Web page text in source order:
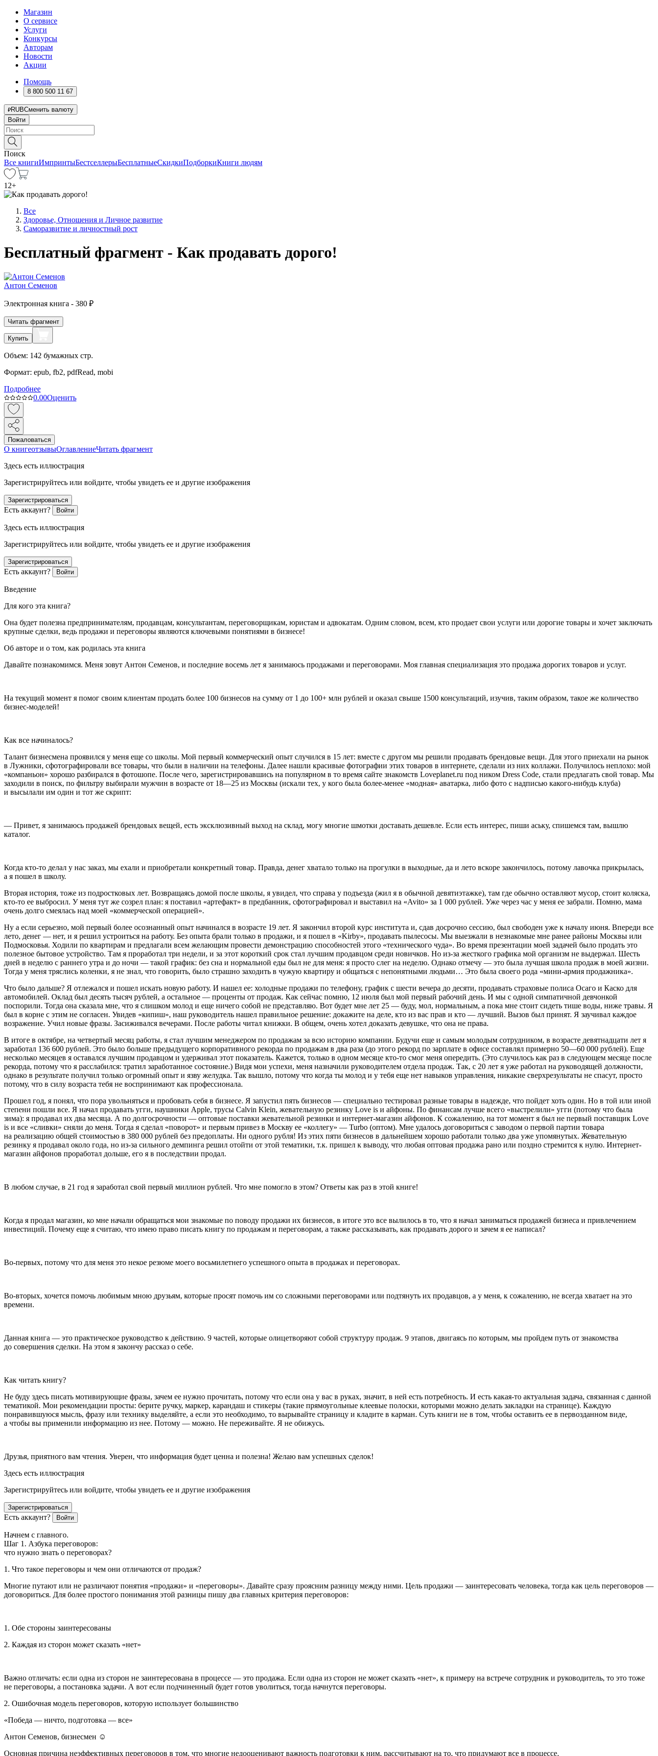
Магазин
О сервисе
Услуги
Конкурсы
Авторам
Новости
Акции
Помощь
8 800 500 11 67
RUBСменить валюту
Войти
Поиск
Все книгиИмпринтыБестселлерыБесплатныеСкидкиПодборкиКниги людям
12+
Все
Здоровье, Отношения и Личное развитие
Саморазвитие и личностный рост
Бесплатный фрагмент - Как продавать дорого!
Антон Семенов
Электронная книга - 380 ₽
Читать фрагмент
Купить
Объем: 142 бумажных стр.
Формат: epub, fb2, pdfRead, mobi
Подробнее
0.00Оценить
Пожаловаться
О книгеотзывыОглавлениеЧитать фрагмент
Здесь есть иллюстрация
Зарегистрируйтесь или войдите, чтобы увидеть ее и другие изображения
Зарегистрироваться
Есть аккаунт? Войти
Здесь есть иллюстрация
Зарегистрируйтесь или войдите, чтобы увидеть ее и другие изображения
Зарегистрироваться
Есть аккаунт? Войти
Введение
Для кого эта книга?
Она будет полезна предпринимателям, продавцам, консультантам, переговорщикам, юристам и адвокатам. Одним словом, всем, кто продает свои услуги или дорогие товары и хочет заключать
крупные сделки, ведь продажи и переговоры являются ключевыми понятиями в бизнесе!
Об авторе и о том, как родилась эта книга
Давайте познакомимся. Меня зовут Антон Семенов, и последние восемь лет я занимаюсь продажами и переговорами. Моя главная специализация это продажа дорогих товаров и услуг.
На текущий момент я помог своим клиентам продать более 100 бизнесов на сумму от 1 до 100+ млн рублей и оказал свыше 1500 консультаций, изучив, таким образом, такое же количество
бизнес-моделей!
Как все начиналось?
Талант бизнесмена проявился у меня еще со школы. Мой первый коммерческий опыт случился в 15 лет: вместе с другом мы решили продавать брендовые вещи. Для этого приехали на рынок
в Лужники, сфотографировали все товары, что были в наличии на телефоны. Далее нашли красивые фотографии этих товаров в интернете, сделали из них коллажи. Получилось неплохо: мой
«компаньон» хорошо разбирался в фотошопе. После чего, зарегистрировавшись на популярном в то время сайте знакомств Loveplanet.ru под ником Dress Code, стали предлагать свой товар. Мы
заходили в поиск, по фильтру выбирали мужчин в возрасте от 18—25 из Москвы (искали тех, у кого была более-менее «модная» аватарка, либо фото с надписью какого-нибудь клуба)
и высылали им один и тот же скрипт:
— Привет, я занимаюсь продажей брендовых вещей, есть эксклюзивный выход на склад, могу многие шмотки доставать дешевле. Если есть интерес, пиши аську, спишемся там, вышлю
каталог.
Когда кто-то делал у нас заказ, мы ехали и приобретали конкретный товар. Правда, денег хватало только на прогулки в выходные, да и лето вскоре закончилось, потому лавочка прикрылась,
а я пошел в школу.
Вторая история, тоже из подростковых лет. Возвращаясь домой после школы, я увидел, что справа у подъезда (жил я в обычной девятиэтажке), там где обычно оставляют мусор, стоит коляска,
кто-то ее выбросил. У меня тут же созрел план: я поставил «артефакт» в предбанник, сфотографировал и выставил на «Avito» за 1 000 рублей. Уже через час у меня ее забрали. Помню, мама
очень долго смеялась над моей «коммерческой операцией».
Ну а если серьезно, мой первый более осознанный опыт начинался в возрасте 19 лет. Я закончил второй курс института и, сдав досрочно сессию, был свободен уже к началу июня. Впереди все
лето, денег — нет, и я решил устроиться на работу. Без опыта брали только в продажи, и я пошел в «Kirby», продавать пылесосы. Мы выезжали в незнакомые мне ранее районы Москвы или
Подмосковья. Ходили по квартирам и предлагали всем желающим провести демонстрацию способностей этого «технического чуда». Во время презентации моей задачей было продать это
полезное бытовое устройство. Там я проработал три недели, и за этот короткий срок стал лучшим продавцом среди новичков. Но из-за жесткого графика мой организм не выдержал. Шесть
дней в неделю с раннего утра и до ночи — такой график: без сна и нормальной еды был не для меня: я просто слег на неделю. Однако отмечу — это была лучшая школа продаж в моей жизни.
Тогда у меня тряслись коленки, я не знал, что говорить, было страшно заходить в чужую квартиру и общаться с непонятными людьми… Это была своего рода «мини-армия продажника».
Что было дальше? Я отлежался и пошел искать новую работу. И нашел ее: холодные продажи по телефону, график с шести вечера до десяти, продавать страховые полиса Осаго и Каско для
автомобилей. Оклад был десять тысяч рублей, а остальное — проценты от продаж. Как сейчас помню, 12 июля был мой первый рабочий день. И мы с одной симпатичной девчонкой
поспорили. Тогда она сказала мне, что я слишком молод и еще ничего собой не представляю. Вот будет мне лет 25 — буду, мол, нормальным, а пока мне стоит сидеть тише воды, ниже травы. Я
был в корне с этим не согласен. Увидев «кипиш», наш руководитель нашел правильное решение: докажите на деле, кто из вас прав и кто — лучший. Вызов был принят. Я заучивал каждое
возражение. Учил новые фразы. Засиживался вечерами. После работы читал книжки. В общем, очень хотел доказать девушке, что она не права.
В итоге в октябре, на четвертый месяц работы, я стал лучшим менеджером по продажам за всю историю компании. Будучи еще и самым молодым сотрудником, в возрасте девятнадцати лет я
заработал 136 600 рублей. Это было больше предыдущего корпоративного рекорда по продажам в два раза (до этого рекорд по зарплате в офисе составлял примерно 50—60 000 рублей). Еще
несколько месяцев я оставался лучшим продавцом и удерживал этот показатель. Кажется, только в одном месяце кто-то смог меня опередить. (Это случилось как раз в следующем месяце после
рекорда, потому что я расслабился: тратил заработанное состояние.) Видя мои успехи, меня назначили руководителем отдела продаж. Так, с 20 лет я уже работал на руководящей должности,
однако в результате получил только огромный опыт и язву желудка. Так вышло, потому что когда ты молод и у тебя еще нет навыков управления, никакие сверхрезультаты не спасут, просто
потому, что в силу возраста тебя не воспринимают как профессионала.
Прошел год, я понял, что пора увольняться и пробовать себя в бизнесе. Я запустил пять бизнесов — специально тестировал разные товары в надежде, что пойдет хоть один. Но в той или иной
степени пошли все. Я начал продавать угги, наушники Apple, трусы Calvin Klein, жевательную резинку Love is и айфоны. По финансам лучше всего «выстрелили» угги (потому что была
зима): я продавал их два месяца. А по долгосрочности — оптовые поставки жевательной резинки и интернет-магазин айфонов. К сожалению, на тот момент я был не первый поставщик Love
is и все «сливки» сняли до меня. Тогда я сделал «поворот» и первым привез в Москву ее «коллегу» — Turbo (оптом). Мне удалось договориться с заводом о первой партии товара
на реализацию общей стоимостью в 380 000 рублей без предоплаты. Ни одного рубля! Из этих пяти бизнесов в дальнейшем хорошо работали только два уже упомянутых. Жевательную
резинку я продавал около года, но из-за сильного демпинга решил отойти от этой тематики, т.к. пришел к выводу, что любая оптовая продажа рано или поздно стремится к нулю. Интернет-
магазин айфонов проработал дольше, его я в последствии продал.
В любом случае, в 21 год я заработал свой первый миллион рублей. Что мне помогло в этом? Ответы как раз в этой книге!
Когда я продал магазин, ко мне начали обращаться мои знакомые по поводу продажи их бизнесов, в итоге это все вылилось в то, что я начал заниматься продажей бизнеса и привлечением
инвестиций. Почему еще я считаю, что имею право писать книгу по продажам и переговорам, а также рассказывать, как продавать дорого и зачем я ее написал?
Во-первых, потому что для меня это некое резюме моего восьмилетнего успешного опыта в продажах и переговорах.
Во-вторых, хочется помочь любимым мною друзьям, которые просят помочь им со сложными переговорами или подтянуть их продавцов, а у меня, к сожалению, не всегда хватает на это
времени.
Данная книга — это практическое руководство к действию. 9 частей, которые олицетворяют собой структуру продаж. 9 этапов, двигаясь по которым, мы пройдем путь от знакомства
до совершения сделки. На этом я закончу рассказ о себе.
Как читать книгу?
Не буду здесь писать мотивирующие фразы, зачем ее нужно прочитать, потому что если она у вас в руках, значит, в ней есть потребность. И есть какая-то актуальная задача, связанная с данной
тематикой. Мои рекомендации просты: берите ручку, маркер, карандаш и стикеры (такие прямоугольные клеевые полоски, которыми можно делать закладки на странице). Каждую
понравившуюся мысль, фразу или технику выделяйте, а если это необходимо, то вырывайте страницу и кладите в карман. Суть книги не в том, чтобы оставить ее в первозданном виде,
а чтобы вы применили информацию из нее. Потому — можно. Не переживайте. Я не обижусь.
Друзья, приятного вам чтения. Уверен, что информация будет ценна и полезна! Желаю вам успешных сделок!
Здесь есть иллюстрация
Зарегистрируйтесь или войдите, чтобы увидеть ее и другие изображения
Зарегистрироваться
Есть аккаунт? Войти
Начнем с главного.
Шаг 1. Азбука переговоров:
что нужно знать о переговорах?
1. Что такое переговоры и чем они отличаются от продаж?
Многие путают или не различают понятия «продажи» и «переговоры». Давайте сразу проясним разницу между ними. Цель продажи — заинтересовать человека, тогда как цель переговоров —
договориться. Для более простого понимания этой разницы пишу два главных критерия переговоров:
1. Обе стороны заинтересованы
2. Каждая из сторон может сказать «нет»
Важно отличать: если одна из сторон не заинтересована в процессе — это продажа. Если одна из сторон не может сказать «нет», к примеру на встрече сотрудник и руководитель, то это тоже
не переговоры, а постановка задачи. А вот если подчиненный будет готов уволиться, тогда начнутся переговоры.
2. Ошибочная модель переговоров, которую использует большинство
«Победа — ничто, подготовка — все»
Антон Семенов, бизнесмен ☺
Основная причина неэффективных переговоров в том, что многие недооценивают важность подготовки к ним, рассчитывают на то, что придумают все в процессе.